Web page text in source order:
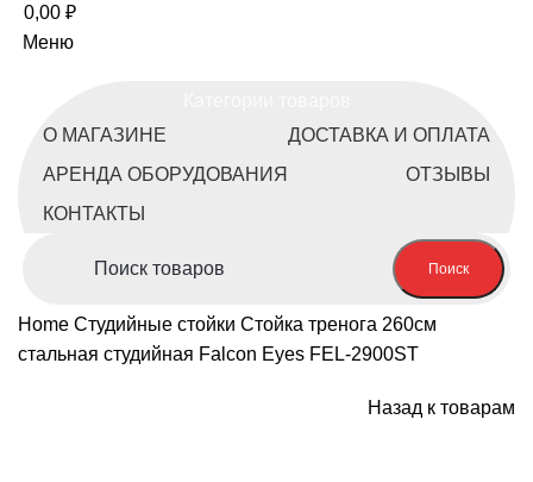
0,00 ₽
Меню
О МАГАЗИНЕ
ДОСТАВКА И ОПЛАТА
АРЕНДА ОБОРУДОВАНИЯ
ОТЗЫВЫ
КОНТАКТЫ
Поиск
Home Студийные стойки Стойка тренога 260см
стальная студийная Falcon Eyes FEL-2900ST
Назад к товарам